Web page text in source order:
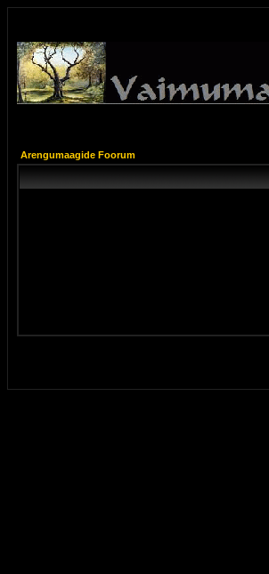
Arengumaagide Foorum